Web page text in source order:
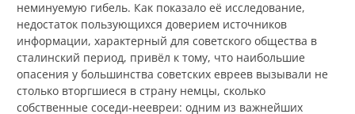
неминуемую гибель. Как показало её исследование,
недостаток пользующихся доверием источников
информации, характерный для советского общества в
сталинский период, привёл к тому, что наибольшие
опасения у большинства советских евреев вызывали не
столько вторгшиеся в страну немцы, сколько
собственные соседи-неевреи: одним из важнейших